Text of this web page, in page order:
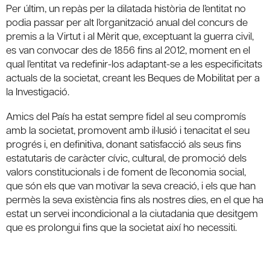
Per últim, un repàs per la dilatada història de l’entitat no
podia passar per alt l’organització anual del concurs de
premis a la Virtut i al Mèrit que, exceptuant la guerra civil,
es van convocar des de 1856 fins al 2012, moment en el
qual l’entitat va redefinir-los adaptant-se a les especificitats
actuals de la societat, creant les Beques de Mobilitat per a
la Investigació.
Amics del País ha estat sempre fidel al seu compromís
amb la societat, promovent amb il·lusió i tenacitat el seu
progrés i, en definitiva, donant satisfacció als seus fins
estatutaris de caràcter cívic, cultural, de promoció dels
valors constitucionals i de foment de l’economia social,
que són els que van motivar la seva creació, i els que han
permès la seva existència fins als nostres dies, en el que ha
estat un servei incondicional a la ciutadania que desitgem
que es prolongui fins que la societat així ho necessiti.